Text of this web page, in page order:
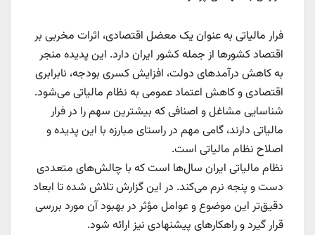
فرار مالیاتی به عنوان یک معضل اقتصادی، اثرات مخربی بر
اقتصاد کشورها از جمله کشور ایران دارد. این پدیده منجر
به کاهش درآمدهای دولت، افزایش کسری بودجه، نابرابری
اقتصادی و کاهش اعتماد عمومی به نظام مالیاتی می‌شود.
شناسایی مشاغل و اصنافی که بیشترین سهم را در فرار
مالیاتی دارند، گامی مهم در راستای مبارزه با این پدیده و
اصلاح نظام مالیاتی است.
نظام مالیاتی ایران سال‌ها است که با چالش‌های متعددی
دست و پنجه نرم می‌کند. در این گزارش تلاش شده تا ابعاد
دقیق‌تر این موضوع و عوامل مؤثر در بهبود آن مورد بررسی
قرار گیرد و راهکارهای پیشنهادی نیز ارائه شود.